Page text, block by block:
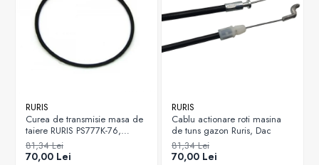
RURIS
Curea de transmisie masa de
taiere RURIS PS777K-76,
pentru motocositori Ruris DAC
777K
81,34 Lei
70,00 Lei
RURIS
Cablu actionare roti masina
de tuns gazon Ruris, Dac
81,34 Lei
70,00 Lei